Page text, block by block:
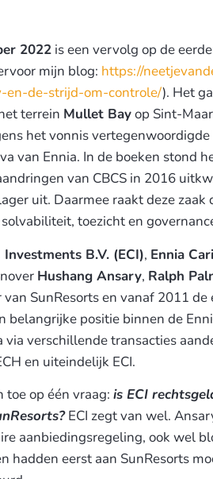
2022 is een vervolg op de
mijn blog: https://
en-de-strijd-om-controle/). Het
terrein Mullet Bayop Sint-
het vonnis
van Ennia. In de boeken stond
van CBCS in 2016
uit. Daarmee raakt deze zaak
toezicht en
Investments B.V. (ECI), Ennia
Hushang Ansary, Ralph
SunResorts en vanaf 2011
belangrijke positie binnen de
via verschillende transacties
en uiteindelijk ECI.
toe op één vraag: is ECI
ECI zegt van wel.
aanbiedingsregeling, ook wel
hadden eerst aan SunResorts